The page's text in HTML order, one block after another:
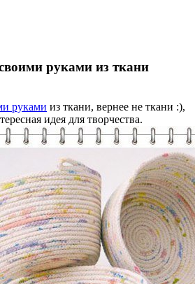
руками из ткани
руками из ткани, вернее не ткани :),
идея для творчества.